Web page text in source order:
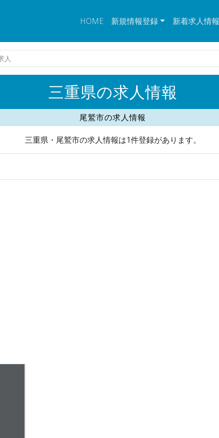
HOME 新規情報登録 新着求人情報
人
三重県の求人情報
尾鷲市の求人情報
三重県・尾鷲市の求人情報は1件登録があります。